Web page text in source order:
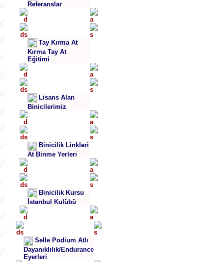
Referanslar
Tay Kırma At
Kırma Tay At
Eğitimi
Lisans Alan
Binicilerimiz
Binicilik Linkleri
At Binme Yerleri
Binicilik Kursu
İstanbul Kulübü
Selle Podium Atlı
Dayanıklılık/Endurance
Eyerleri